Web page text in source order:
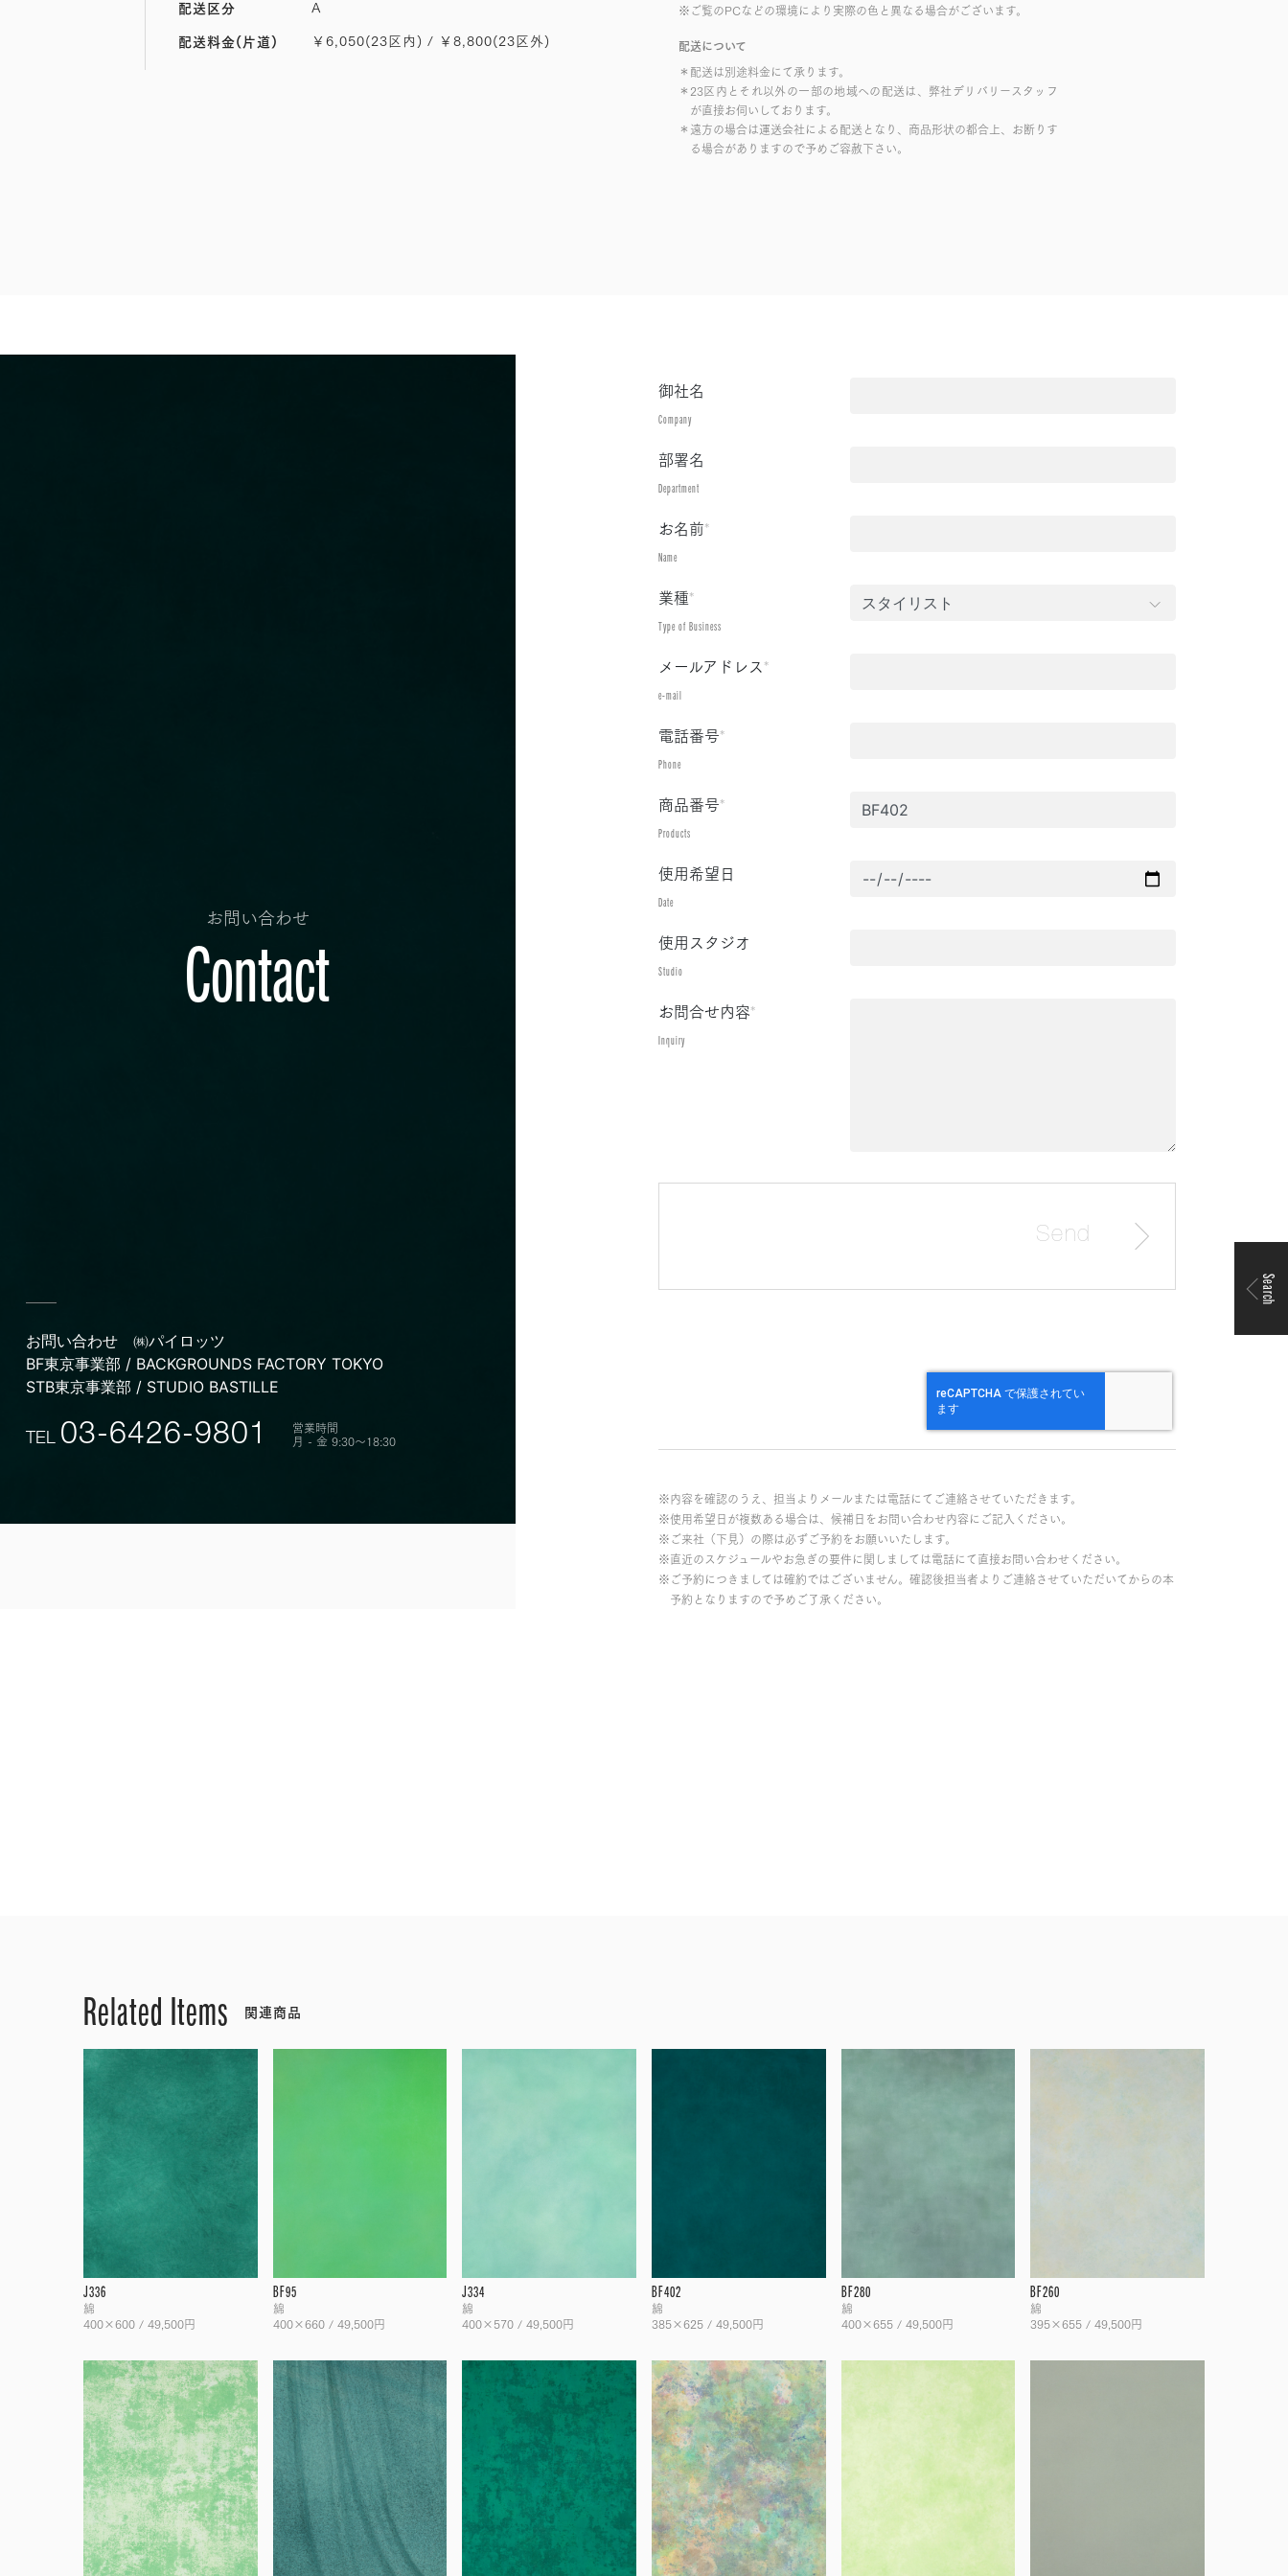
※ご覧のPCなどの環境により実際の色と異なる場合がございます。
配送について
＊配送は別途料金にて承ります。
＊23区内とそれ以外の一部の地域への配送は、弊社デリバリースタッフ
が直接お伺いしております。
＊遠方の場合は運送会社による配送となり、商品形状の都合上、お断りす
る場合がありますので予めご容赦下さい。
配送区分 A
配送料金(片道) ￥6,050(23区内) / ￥8,800(23区外)
お問い合わせ
Contact
お問い合わせ
㈱パイロッツ
BF東京事業部 / BACKGROUNDS FACTORY TOKYO
STB東京事業部 / STUDIO BASTILLE
TEL 03-6426-9801 営業時間
月 - 金 9:30〜18:30
御社名
Company
部署名
Department
お名前*
Name
業種*
Type of Business
メールアドレス*
e-mail
電話番号*
Phone
商品番号*
Products
使用希望日
Date
使用スタジオ
Studio
お問合せ内容*
Inquiry
※内容を確認のうえ、担当よりメールまたは電話にてご連絡させていただきます。
※使用希望日が複数ある場合は、候補日をお問い合わせ内容にご記入ください。
※ご来社（下見）の際は必ずご予約をお願いいたします。
※直近のスケジュールやお急ぎの要件に関しましては電話にて直接お問い合わせください。
※ご予約につきましては確約ではございません。確認後担当者よりご連絡させていただいてからの本
予約となりますので予めご了承ください。
Related Items 関連商品
J336
綿
400×600 / 49,500円
BF95
綿
400×660 / 49,500円
J334
綿
400×570 / 49,500円
BF402
綿
385×625 / 49,500円
BF280
綿
400×655 / 49,500円
BF260
綿
395×655 / 49,500円
Search